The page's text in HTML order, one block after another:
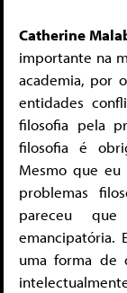
Catherine
importante na
academia, por
entidades
filosofia pela
filosofia é
Mesmo que eu
problemas
pareceu
emancipatória.
uma forma de